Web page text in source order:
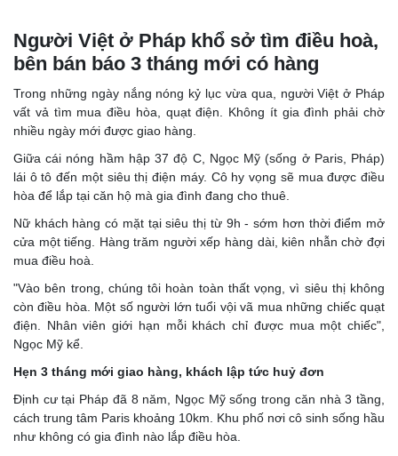
Người Việt ở Pháp khổ sở tìm điều hoà,
bên bán báo 3 tháng mới có hàng
Trong những ngày nắng nóng kỷ lục vừa qua, người Việt ở Pháp
vất vả tìm mua điều hòa, quạt điện. Không ít gia đình phải chờ
nhiều ngày mới được giao hàng.
Giữa cái nóng hầm hập 37 độ C, Ngọc Mỹ (sống ở Paris, Pháp)
lái ô tô đến một siêu thị điện máy. Cô hy vọng sẽ mua được điều
hòa để lắp tại căn hộ mà gia đình đang cho thuê.
Nữ khách hàng có mặt tại siêu thị từ 9h - sớm hơn thời điểm mở
cửa một tiếng. Hàng trăm người xếp hàng dài, kiên nhẫn chờ đợi
mua điều hoà.
"Vào bên trong, chúng tôi hoàn toàn thất vọng, vì siêu thị không
còn điều hòa. Một số người lớn tuổi vội vã mua những chiếc quạt
điện. Nhân viên giới hạn mỗi khách chỉ được mua một chiếc",
Ngọc Mỹ kể.
Hẹn 3 tháng mới giao hàng, khách lập tức huỷ đơn
Định cư tại Pháp đã 8 năm, Ngọc Mỹ sống trong căn nhà 3 tầng,
cách trung tâm Paris khoảng 10km. Khu phố nơi cô sinh sống hầu
như không có gia đình nào lắp điều hòa.